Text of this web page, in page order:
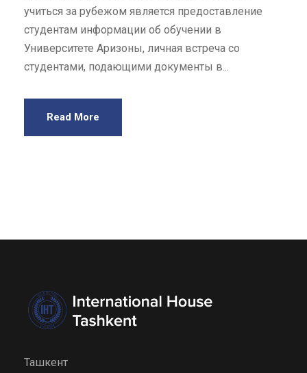
учиться за рубежом является предоставление
студентам информации об обучении в
Университете Аризоны, личная встреча со
студентами, подающими документы в...
Read More
Ташкент